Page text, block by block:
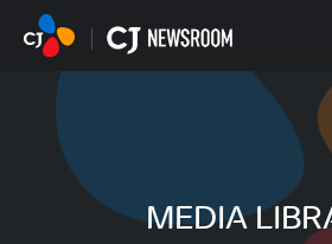
본문 바로가기
MEDIA